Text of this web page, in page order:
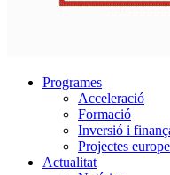
Programes
Acceleració
Formació
Inversió i
Projectes
Actualitat